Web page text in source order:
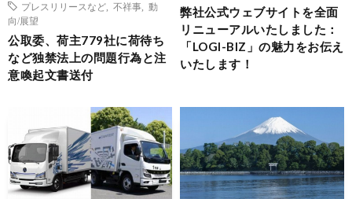
プレスリリースなど
不祥事
動
向/展望
公取委、荷主779社に荷待ち
など独禁法上の問題行為と注
意喚起文書送付
弊社公式ウェブサイトを全面
リニューアルいたしました：
「LOGI-BIZ」の魅力をお伝え
いたします！